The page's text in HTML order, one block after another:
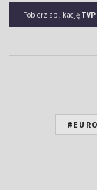
Pobierz aplikację